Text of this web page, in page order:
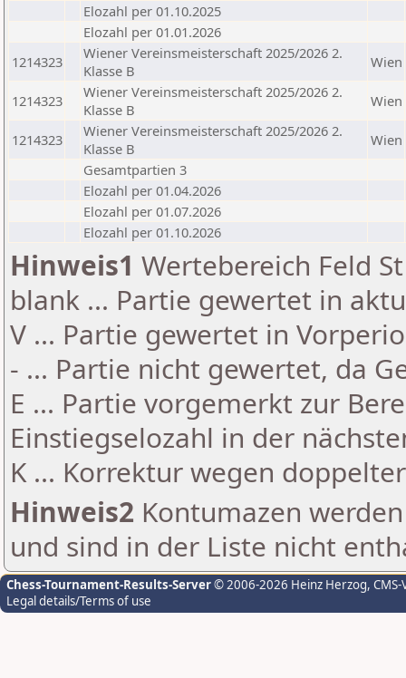
Elozahl per 01.10.2025
Elozahl per 01.01.2026
1214323
Wiener Vereinsmeisterschaft 2025/2026 2.
Klasse B
Wien
1214323
Wiener Vereinsmeisterschaft 2025/2026 2.
Klasse B
Wien
1214323
Wiener Vereinsmeisterschaft 2025/2026 2.
Klasse B
Wien
Gesamtpartien 3
Elozahl per 01.04.2026
Elozahl per 01.07.2026
Elozahl per 01.10.2026
Hinweis1 Wertebereich Feld
blank ... Partie gewertet in
V ... Partie gewertet in
- ... Partie nicht gewertet, da
E ... Partie vorgemerkt zur
Einstiegselozahl in der
K ... Korrektur wegen
Hinweis2 Kontumazen
und sind in der Liste nicht
Chess-Tournament-Results-Server© 2006-2026 Heinz Herzog,
Legal details/Terms of use